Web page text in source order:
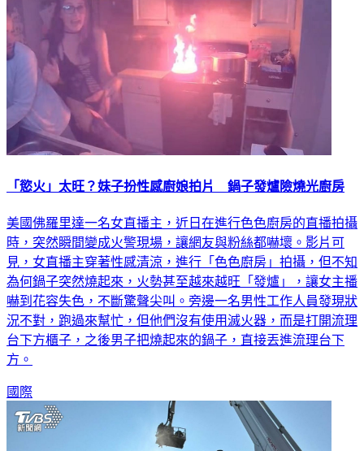
「慾火」太旺？妹子扮性感廚娘拍片 鍋子發爐險燒光廚房
美國佛羅里達一名女直播主，近日在進行色色廚房的直播拍攝
時，突然瞬間變成火警現場，讓網友與粉絲都嚇壞。影片可
見，女直播主穿著性感清涼，進行「色色廚房」拍攝，但不知
為何鍋子突然燒起來，火勢甚至越來越旺「發爐」，讓女主播
嚇到花容失色，不斷驚聲尖叫。旁邊一名男性工作人員發現狀
況不對，跑過來幫忙，但他們沒有使用滅火器，而是打開流理
台下方櫃子，之後男子把燒起來的鍋子，直接丟進流理台下
方。
國際